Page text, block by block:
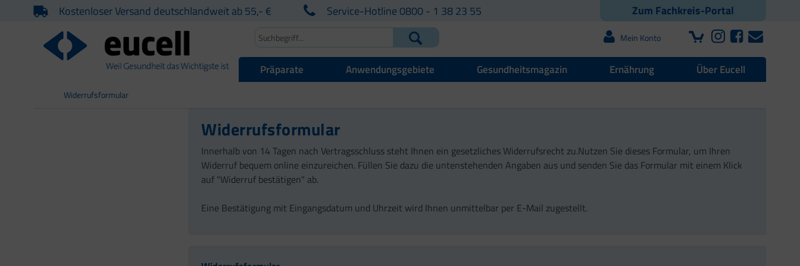
Zum Fachkreis-Portal
Kostenloser Versand deutschlandweit ab 55,- € Service-Hotline 0800 - 1 38 23 55
Mein Konto
Präparate Anwendungsgebiete Gesundheitsmagazin Ernährung Über Eucell
Widerrufsformular
Widerrufsformular
Innerhalb von 14 Tagen nach Vertragsschluss steht Ihnen ein gesetzliches Widerrufsrecht zu.Nutzen Sie dieses Formular, um Ihren
Widerruf bequem online einzureichen. Füllen Sie dazu die untenstehenden Angaben aus und senden Sie das Formular mit einem Klick
auf "Widerruf bestätigen" ab.
Eine Bestätigung mit Eingangsdatum und Uhrzeit wird Ihnen unmittelbar per E-Mail zugestellt.